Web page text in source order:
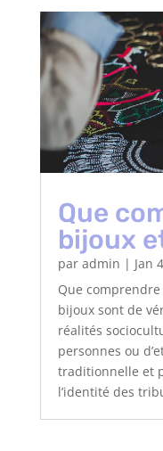
Que
bijoux
par admin | Jan
Que
bijoux sont de
réalités
personnes ou
traditionnelle et
l’identité des